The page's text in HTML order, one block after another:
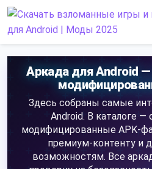
Skip
content
Игры
Аркада для Android
Здесь собраны самые
Android. В каталоге —
модифицированные APK-
премиум-контенту и
возможностям. Все